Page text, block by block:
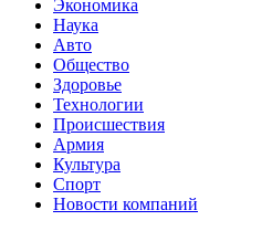
Экономика
Наука
Авто
Общество
Здоровье
Технологии
Происшествия
Армия
Культура
Спорт
Новости компаний